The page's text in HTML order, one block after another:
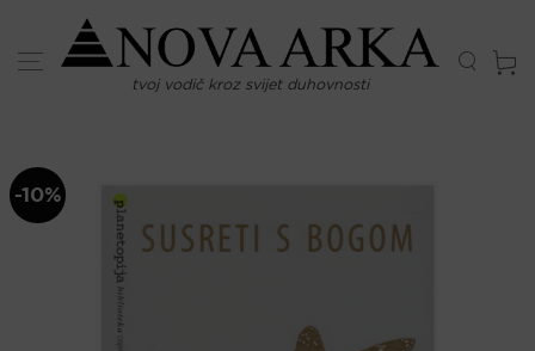
content
tvoj vodič kroz svijet duhovnosti
-10%